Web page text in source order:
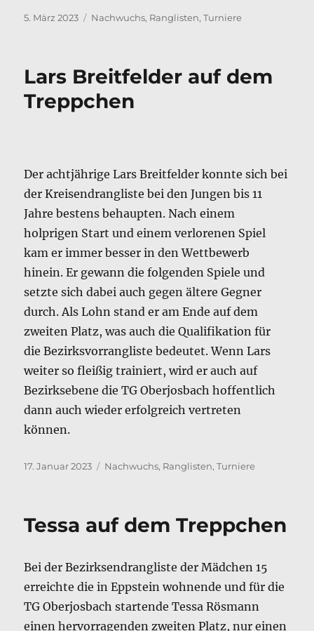
Veröffentlicht
5. März 2023 Kategorien
Nachwuchs, Ranglisten,Turniere
Lars Breitfelder auf dem
Treppchen
Der achtjährige Lars Breitfelder konnte sich bei
der Kreisendrangliste bei den Jungen bis 11
Jahre bestens behaupten. Nach einem
holprigen Start und einem verlorenen Spiel
kam er immer besser in den Wettbewerb
hinein. Er gewann die folgenden Spiele und
setzte sich dabei auch gegen ältere Gegner
durch. Als Lohn stand er am Ende auf dem
zweiten Platz, was auch die Qualifikation für
die Bezirksvorrangliste bedeutet. Wenn Lars
weiter so fleißig trainiert, wird er auch auf
Bezirksebene die TG Oberjosbach hoffentlich
dann auch wieder erfolgreich vertreten
können.
Veröffentlicht
17. Januar 2023 Kategorien
Nachwuchs, Ranglisten,Turniere
Tessa auf dem Treppchen
Bei der Bezirksendrangliste der Mädchen 15
erreichte die in Eppstein wohnende und für die
TG Oberjosbach startende Tessa Rösmann
einen hervorragenden zweiten Platz, nur einen